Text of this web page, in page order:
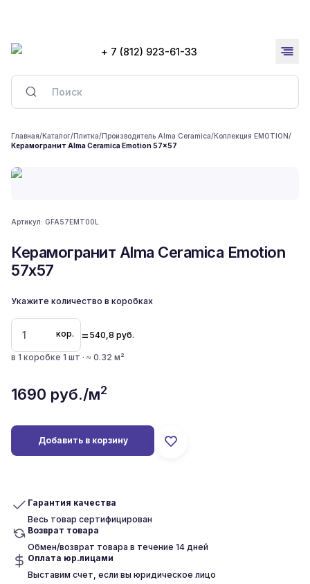
+ 7 (812) 923-61-33
Главная/Каталог/Плитка/Производитель Alma Ceramica/Коллекция EMOTION/
Керамогранит Alma Ceramica Emotion 57x57
Артикул: GFA57EMT00L
Керамогранит Alma Ceramica Emotion
57x57
Укажите количество в коробках
кор. = 540,8 руб.
в 1 коробке 1 шт · ≈ 0.32 м²
1690 руб./м2
Добавить в корзину
Гарантия качества
Весь товар сертифицирован
Возврат товара
Обмен/возврат товара в течение 14 дней
Оплата юр.лицами
Выставим счет, если вы юридическое лицо